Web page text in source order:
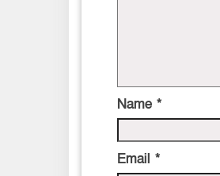
Name *
Email *